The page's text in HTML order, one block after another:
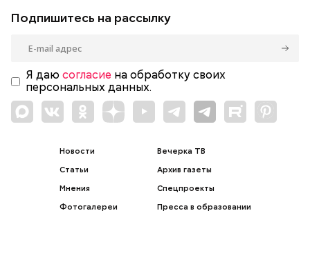
Подпишитесь на рассылку
Я даю согласие на обработку своих
персональных данных.
Новости
Статьи
Мнения
Фотогалереи
Вечерка ТВ
Архив газеты
Спецпроекты
Пресса в образовании